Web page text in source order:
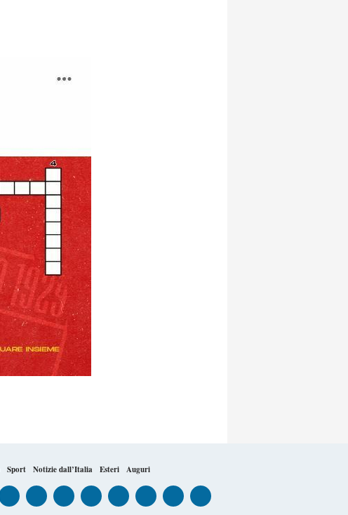
Sport Notizie dall’Italia Esteri Auguri